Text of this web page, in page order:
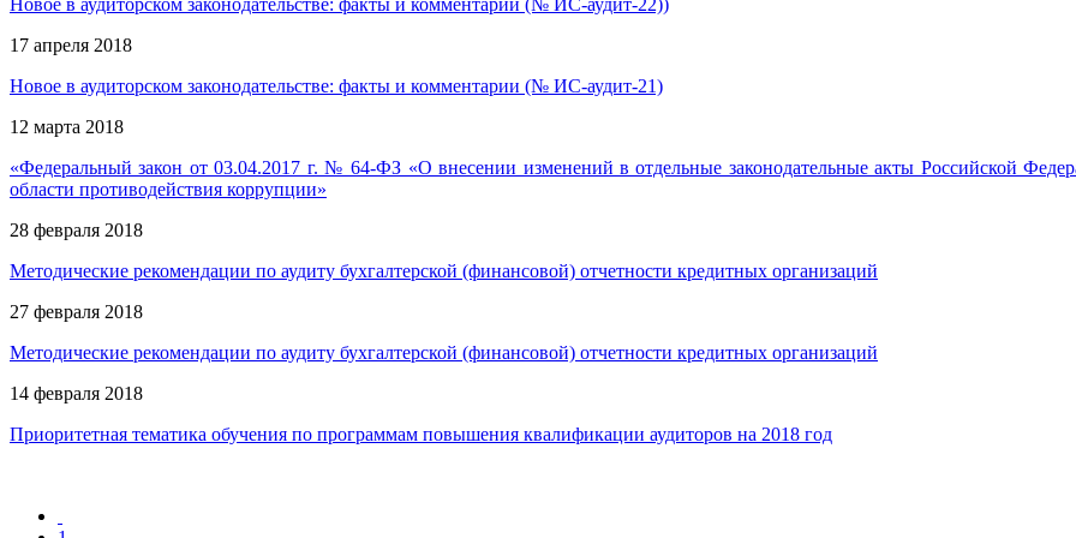
17 апреля 2018
Новое в аудиторском законодательстве: факты и комментарии (№ ИС-аудит-21)
12 марта 2018
«Федеральный закон от 03.04.2017 г. № 64-ФЗ «О внесении изменений в отдельные законодательные акты Российской
области противодействия коррупции»
28 февраля 2018
Методические рекомендации по аудиту бухгалтерской (финансовой) отчетности кредитных организаций
27 февраля 2018
Методические рекомендации по аудиту бухгалтерской (финансовой) отчетности кредитных организаций
14 февраля 2018
Приоритетная тематика обучения по программам повышения квалификации аудиторов на 2018 год